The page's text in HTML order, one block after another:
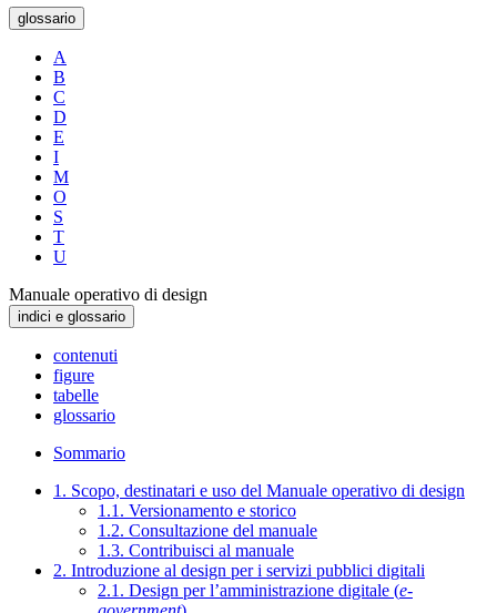
glossario
A
B
C
D
E
I
M
O
S
T
U
Manuale operativo di design
indici e glossario
contenuti
figure
tabelle
glossario
Sommario
1. Scopo, destinatari e uso del Manuale operativo di design
1.1. Versionamento e storico
1.2. Consultazione del manuale
1.3. Contribuisci al manuale
2. Introduzione al design per i servizi pubblici digitali
2.1. Design per l’amministrazione digitale (e-